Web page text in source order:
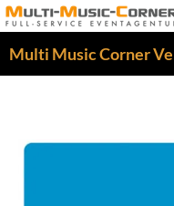
Multi Music Corner